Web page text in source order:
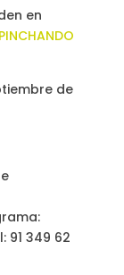
en
PINCHANDO
de
91 349 62